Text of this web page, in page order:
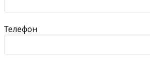
Телефон